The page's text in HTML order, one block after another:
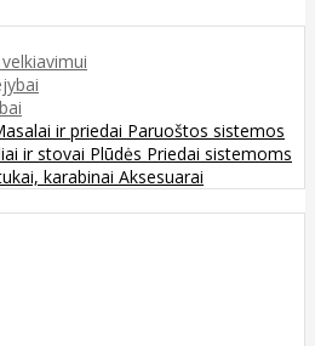
ir priedai Paruoštos sistemos
ir stovai Plūdės Priedai sistemoms
karabinai Aksesuarai